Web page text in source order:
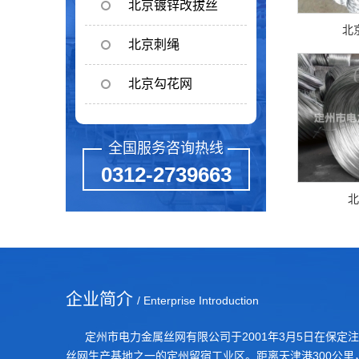
北京镀锌改拔丝
北京刺绳
北京勾花网
全国服务咨询热线
0312-2739663
北
企业简介 / Enterprise Introduction
定州市电力金属丝网有限公司于2001年3月5日在保定
丝网生产基地之一的定州留宿工业区。距离天津港300公